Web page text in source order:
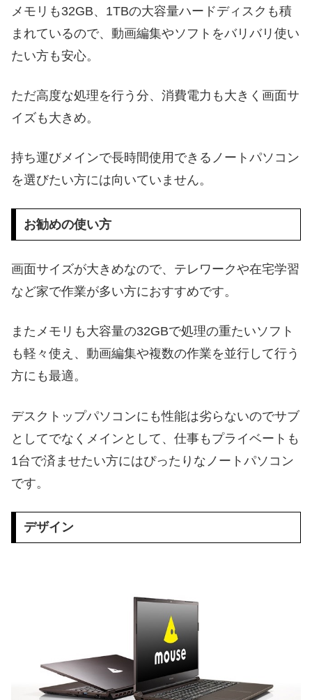
メモリも32GB、1TBの大容量ハードディスクも積
まれているので、動画編集やソフトをバリバリ使い
たい方も安心。
ただ高度な処理を行う分、消費電力も大きく画面サ
イズも大きめ。
持ち運びメインで長時間使用できるノートパソコン
を選びたい方には向いていません。
お勧めの使い方
画面サイズが大きめなので、テレワークや在宅学習
など家で作業が多い方におすすめです。
またメモリも大容量の32GBで処理の重たいソフト
も軽々使え、動画編集や複数の作業を並行して行う
方にも最適。
デスクトップパソコンにも性能は劣らないのでサブ
としてでなくメインとして、仕事もプライベートも
1台で済ませたい方にはぴったりなノートパソコン
です。
デザイン